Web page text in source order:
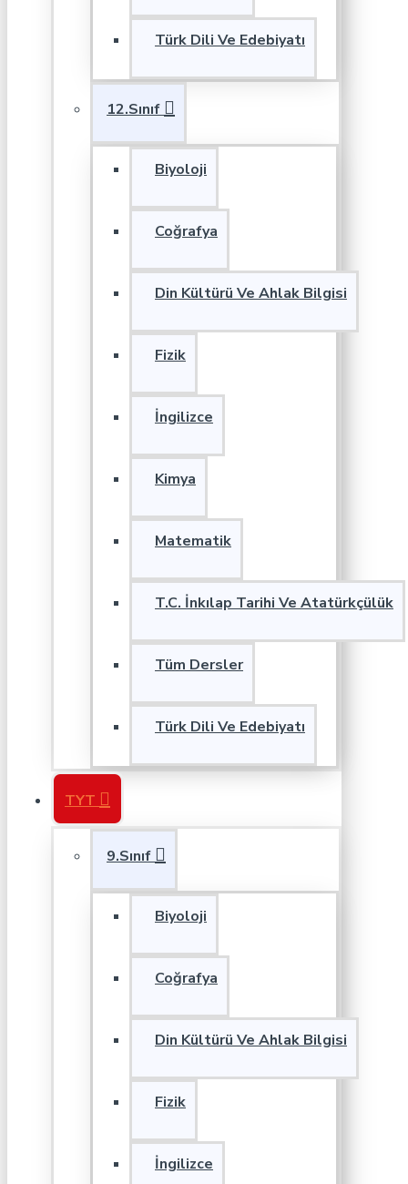
Türk Dili Ve Edebiyatı
12.Sınıf
Biyoloji
Coğrafya
Din Kültürü Ve Ahlak Bilgisi
Fizik
İngilizce
Kimya
Matematik
T.C. İnkılap Tarihi Ve Atatürkçülük
Tüm Dersler
Türk Dili Ve Edebiyatı
TYT
9.Sınıf
Biyoloji
Coğrafya
Din Kültürü Ve Ahlak Bilgisi
Fizik
İngilizce